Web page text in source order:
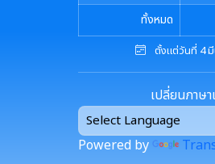
ทั้งหมด
ตั้งแต่วันที่ 4
เปลี่ยนภาษา
Powered by